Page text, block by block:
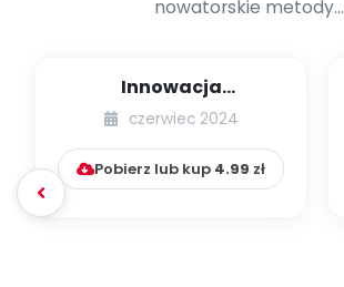
nowatorskie metody...
Innowacja
pedagogiczna krok po
proje...
czerwiec 2024
Pobierz lub kup 4.99 zł